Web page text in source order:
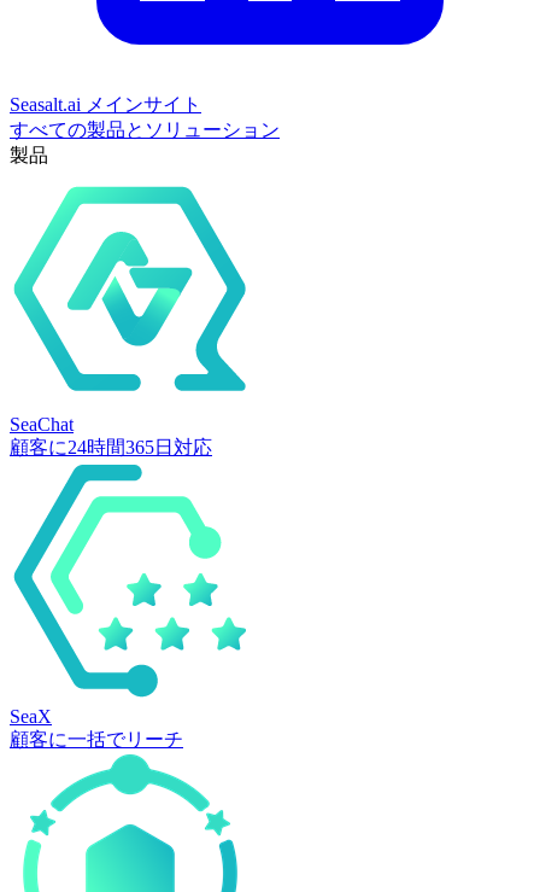
Seasalt.ai メインサイト
すべての製品とソリューション
製品
SeaChat
顧客に24時間365日対応
SeaX
顧客に一括でリーチ